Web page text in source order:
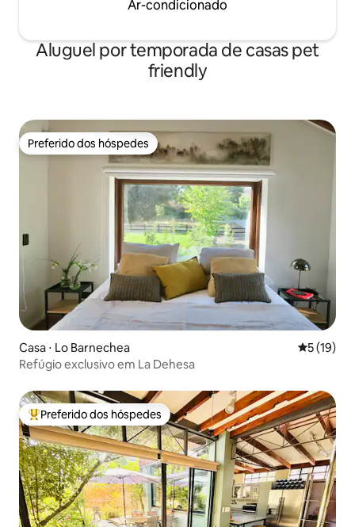
Ar-condicionado
Aluguel por temporada de casas pet
friendly
Preferido dos hóspedes
Preferido dos hóspedes
Casa ⋅ Lo Barnechea 5 de uma
5 (19)
Refúgio exclusivo em La Dehesa
Entre os melhores preferidos dos hóspedes
Preferido dos hóspedes